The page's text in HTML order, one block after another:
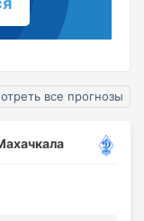
все прогнозы